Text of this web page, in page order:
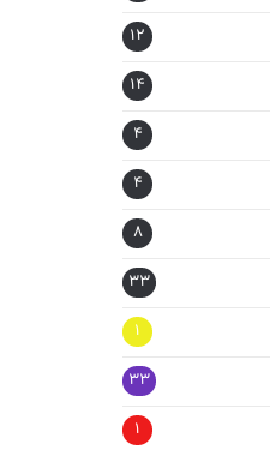
12
14
4
4
8
33
1
33
1